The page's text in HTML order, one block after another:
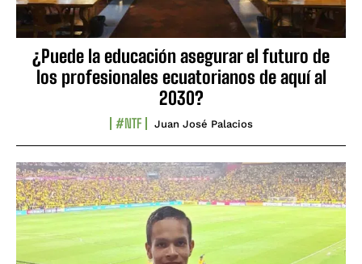
¿Puede la educación asegurar el futuro de
los profesionales ecuatorianos de aquí al
2030?
#NTF Juan José Palacios